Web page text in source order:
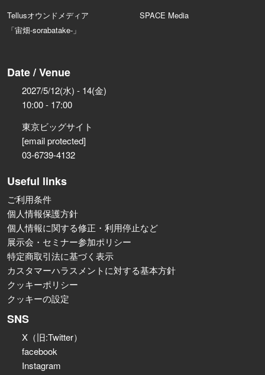
Tellusオウンドメディア
「宙畑-sorabatake-」
SPACE Media
Date / Venue
2027/5/12(水) - 14(金)
10:00 - 17:00
東京ビッグサイト
[email protected]
03-6739-4132
Useful links
ご利用条件
個人情報保護方針
個人情報に関する修正・利用停止など
展示会・セミナー参加ポリシー
特定商取引法に基づく表示
カスタマーハラスメントに対する基本方針
クッキーポリシー
クッキーの設定
SNS
X（旧:Twitter）
facebook
Instagram